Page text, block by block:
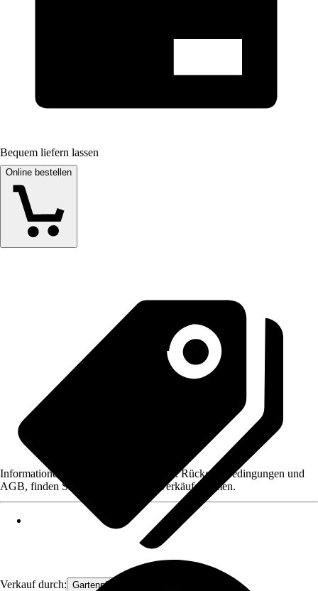
Bequem liefern lassen
Online bestellen
Verkauf durch: Gartenpflanzen Ammerland
Informationen des Verkäufers, wie z. B. Rückgabebedingungen und
AGB, finden Sie bei Klick auf den Verkäufernamen.